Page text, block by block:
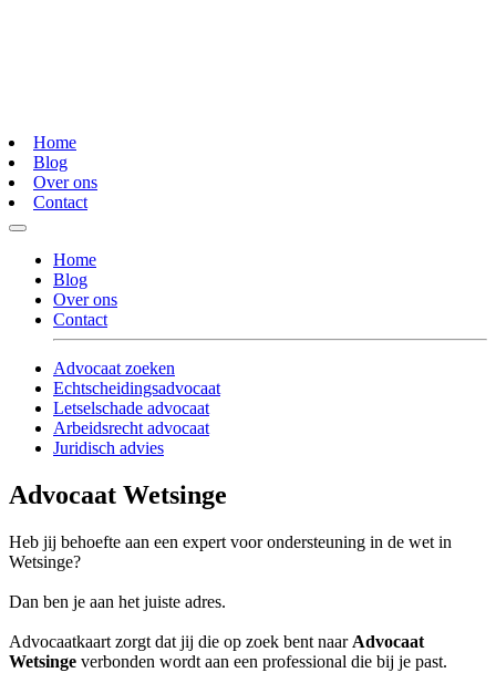
Home
Blog
Over ons
Contact
Home
Blog
Over ons
Contact
Advocaat zoeken
Echtscheidingsadvocaat
Letselschade advocaat
Arbeidsrecht advocaat
Juridisch advies
Advocaat Wetsinge
Heb jij behoefte aan een expert voor ondersteuning in de wet in
Wetsinge?
Dan ben je aan het juiste adres.
Advocaatkaart zorgt dat jij die op zoek bent naar Advocaat
Wetsinge verbonden wordt aan een professional die bij je past.